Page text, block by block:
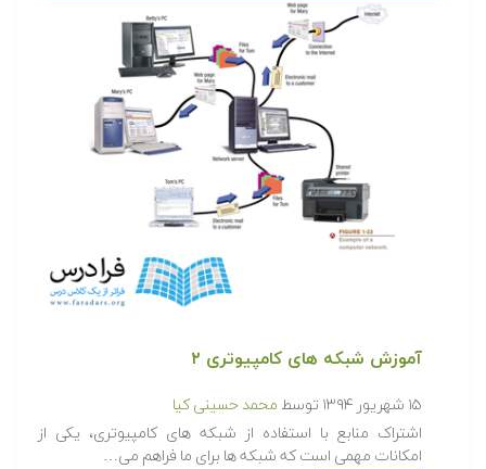
آموزش شبکه های کامپیوتری ۲
۱۵ شهریور ۱۳۹۴ توسط محمد حسینی کیا
اشتراک منابع با استفاده از شبکه های کامپیوتری، یکی از
امکانات مهمی است که شبکه ها برای ما فراهم می…